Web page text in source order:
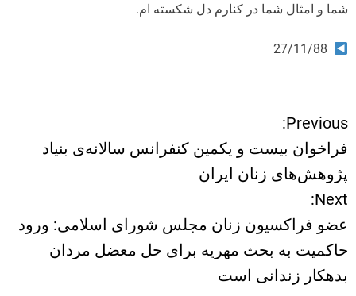
شما و امثال شما در کنارم دل شکسته ام.
ر
ه
ب
ر
Previous:
فراخوان بیست و یکمین کنفرانس سالانه‌ی بنیاد
پژوهش‌های زنان ایران
Next:
عضو فراکسیون زنان مجلس شورای اسلامی: ورود
حاکمیت به بحث مهریه برای حل معضل مردان
بدهکار زندانی است